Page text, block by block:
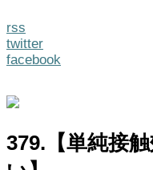
rss
twitter
facebook
379.【単純接